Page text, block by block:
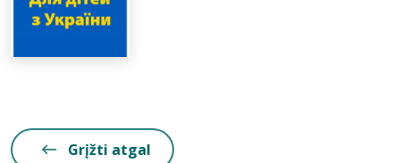
Grįžti atgal